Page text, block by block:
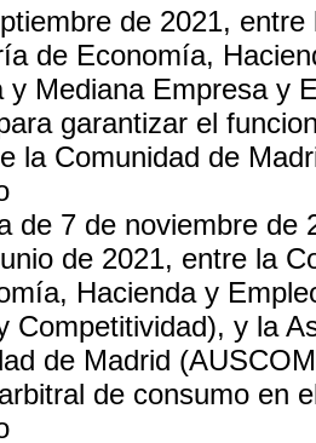
de 2021,
de Economía,
y Mediana Empresa y
garantizar el
la Comunidad de
de 7 de noviembre de
de 2021, entre la
Hacienda y
Competitividad), y la
de Madrid
de consumo en